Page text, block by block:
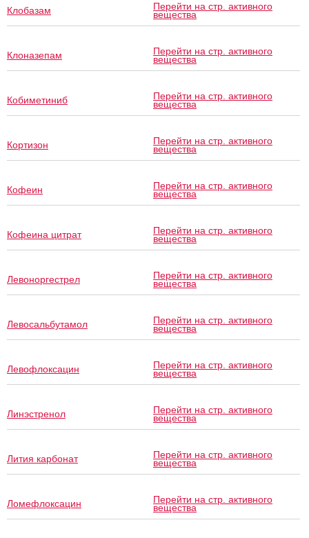
Клобазам Перейти на стр. активного
вещества
Клоназепам Перейти на стр. активного
вещества
Кобиметиниб Перейти на стр. активного
вещества
Кортизон Перейти на стр. активного
вещества
Кофеин Перейти на стр. активного
вещества
Кофеина цитрат Перейти на стр. активного
вещества
Левоноргестрел Перейти на стр. активного
вещества
Левосальбутамол Перейти на стр. активного
вещества
Левофлоксацин Перейти на стр. активного
вещества
Линэстренол Перейти на стр. активного
вещества
Лития карбонат Перейти на стр. активного
вещества
Ломефлоксацин Перейти на стр. активного
вещества